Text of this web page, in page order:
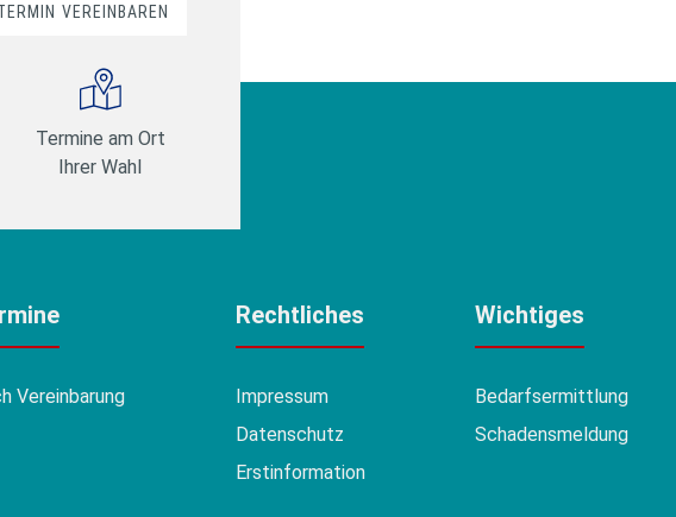
VEREINBAREN
Termine am Ort
Ihrer Wahl
Vereinbarung
Rechtliches
Impressum
Datenschutz
Erstinformation
Wichtiges
Bedarfsermittlung
Schadensmeldung